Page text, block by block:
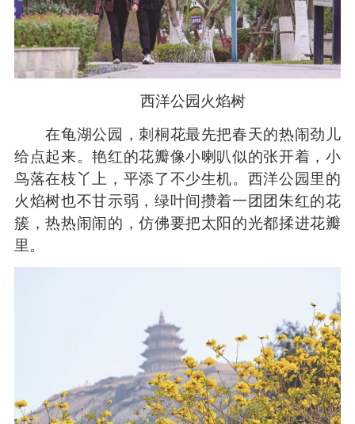
西洋公园火焰树
在龟湖公园，刺桐花最先把春天的热闹劲儿
给点起来。艳红的花瓣像小喇叭似的张开着，小
鸟落在枝丫上，平添了不少生机。西洋公园里的
火焰树也不甘示弱，绿叶间攒着一团团朱红的花
簇，热热闹闹的，仿佛要把太阳的光都揉进花瓣
里。